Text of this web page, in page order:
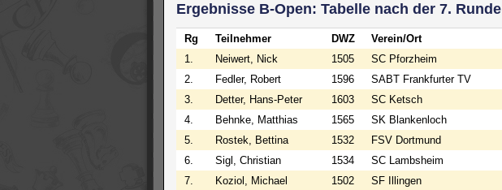
Ergebnisse B-Open: Tabelle nach der 7. Runde
Rg Teilnehmer DWZ Verein/Ort
1.
Neiwert, Nick 1505 SC Pforzheim
2.
Fedler, Robert 1596 SABT Frankfurter TV
3.
Detter, Hans-Peter 1603 SC Ketsch
4.
Behnke, Matthias 1565 SK Blankenloch
5.
Rostek, Bettina 1532 FSV Dortmund
6.
Sigl, Christian 1534 SC Lambsheim
7.
Koziol, Michael 1502 SF Illingen